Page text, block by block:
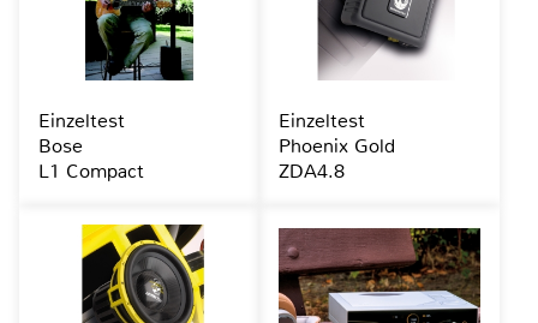
Einzeltest
Bose
L1 Compact
Einzeltest
Phoenix Gold
ZDA4.8